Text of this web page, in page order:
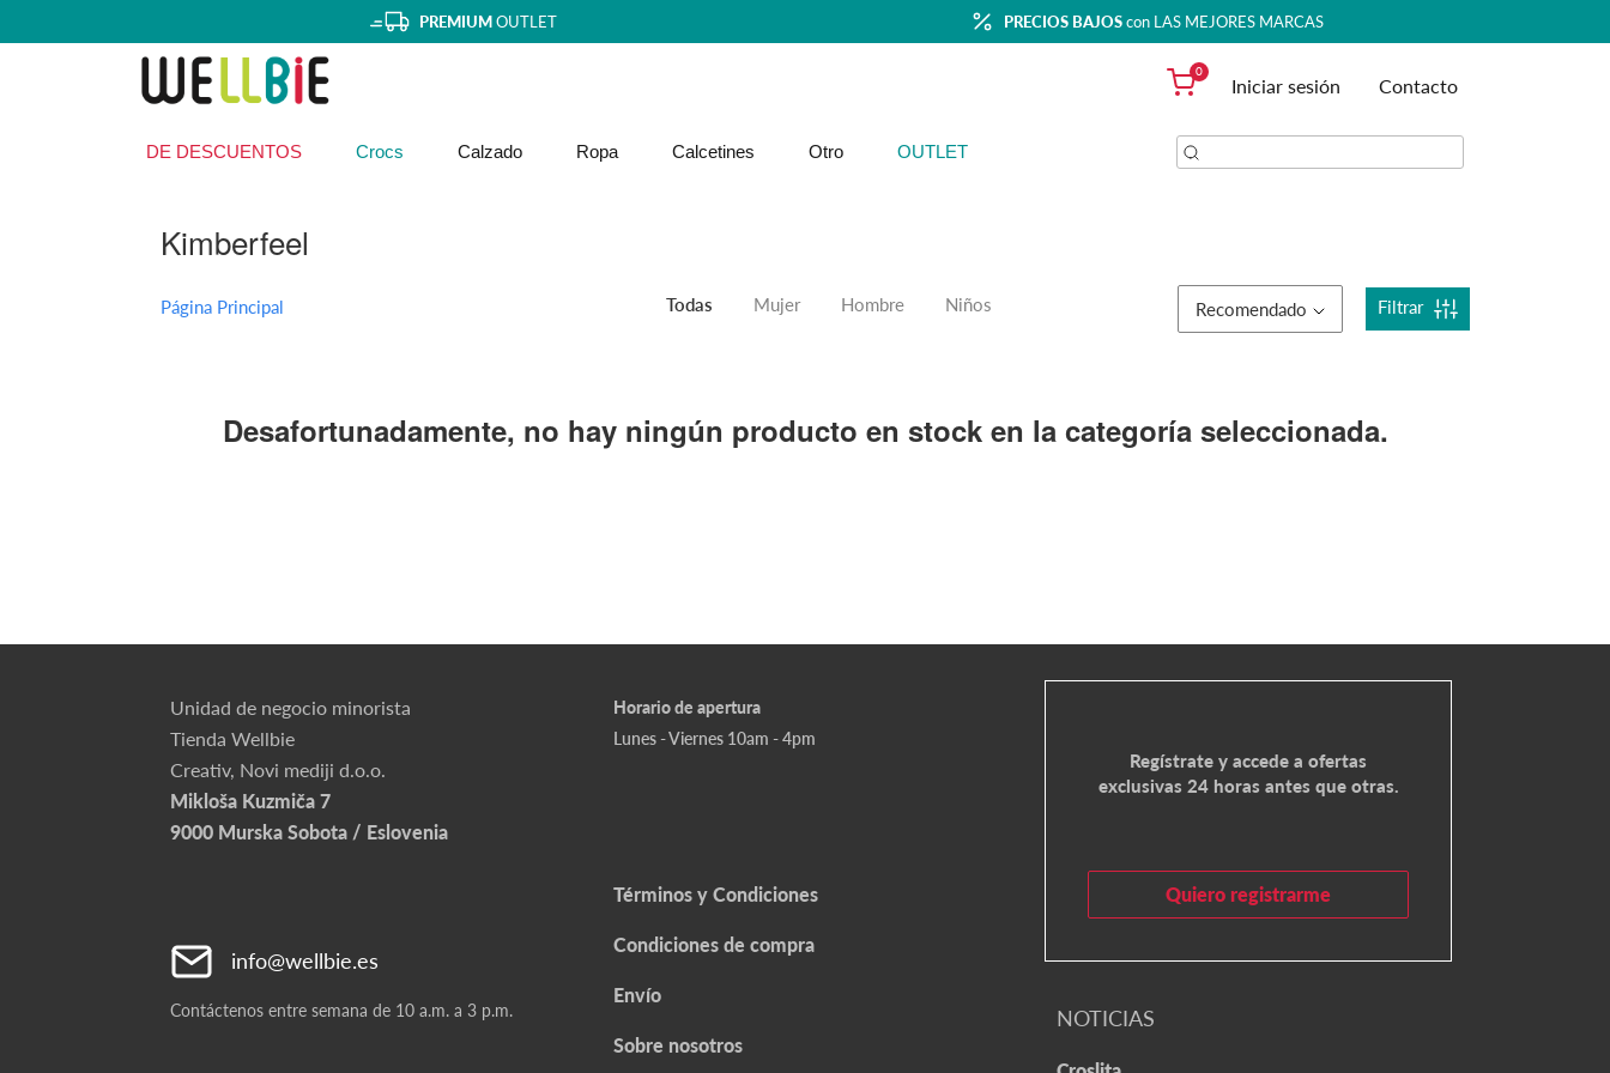
PREMIUMOUTLET PRECIOS BAJOScon LAS MEJORES MARCAS
0
Iniciar sesión Contacto
DE DESCUENTOS Crocs Calzado Ropa Calcetines Otro OUTLET
Kimberfeel
Página Principal Recomendado Filtrar
Todas Mujer Hombre Niños
Desafortunadamente, no hay ningún producto en stock en la categoría seleccionada.
Unidad de negocio minorista
Tienda Wellbie
Creativ, Novi mediji d.o.o.
Mikloša Kuzmiča 7
9000 Murska Sobota / Eslovenia
info@wellbie.es
Contáctenos entre semana de 10 a.m. a 3 p.m.
Horario de apertura
Lunes - Viernes 10am - 4pm
Términos y Condiciones
Condiciones de compra
Envío
Sobre nosotros
Regístrate y accede a ofertas
exclusivas 24 horas antes que otras.
Quiero registrarme
NOTICIAS